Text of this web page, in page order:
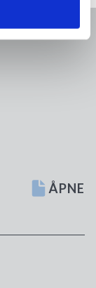
ÅPNE